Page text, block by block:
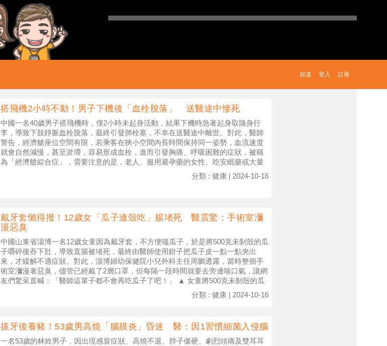
註冊
登入
頻道
搭飛機2小時不動！男子下機後「血栓脫落」 送醫途中慘死
中國一名40歲男子搭飛機時，僅2小時未起身活動，結果下機時急著起身取隨身行
李，導致下肢靜脈血栓脫落，最終引發肺栓塞，不幸在送醫途中離世。對此，醫師
警告，經濟艙座位空間有限，若乘客在狹小空間內長時間保持同一姿勢，血流速度
就會自然減慢，甚至淤滯，容易形成血栓，進而引發胸痛、呼吸困難的症狀，被稱
為「經濟艙綜合症」，需要注意的是，老人、服用避孕藥的女性、吃安眠藥或大量
分類 : 健康 | 2024-10-16
戴牙套懶得撥！12歲女「瓜子連殼吃」腸堵死 醫震驚：手術室瀰
漫惡臭
中國山東省淄博一名12歲女童因為戴牙套，不方便嗑瓜子，於是將500克未剝殼的瓜
子嚼碎後吞下肚，導致直腸被堵死，最終由醫師使用鉗子把瓜子皮一點一點夾出
來，才緩解不適症狀。對此，淄博婦幼保健院小兒外科主任周鵬透露，當時整個手
術室瀰漫著惡臭，儘管已經戴了2層口罩，但每隔一段時間就要去旁邊喘口氣，讓網
友們驚呆直喊：「醫師這輩子都不會再吃瓜子了吧！」 ▲ 女童將500克未剝殼的瓜
分類 : 健康 | 2024-10-16
拔牙後養豬！53歲男高燒「腦膜炎」昏迷 醫：因1習慣細菌入侵腦
一名53歲的林姓男子，因出現感冒症狀、高燒不退、脖子僵硬、劇烈頭痛及雙耳耳